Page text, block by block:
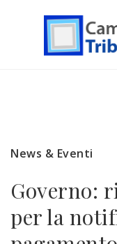
News & Eventi
Governo:
per la